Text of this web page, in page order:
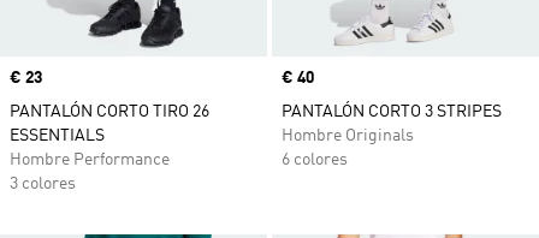
Precio
€ 23
PANTALÓN CORTO TIRO 26
ESSENTIALS
Hombre Performance
3 colores
Precio
€ 40
PANTALÓN CORTO 3 STRIPES
Hombre Originals
6 colores